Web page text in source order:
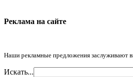
Реклама на cайте
Наши рекламные предложения заслуживают
Искать...